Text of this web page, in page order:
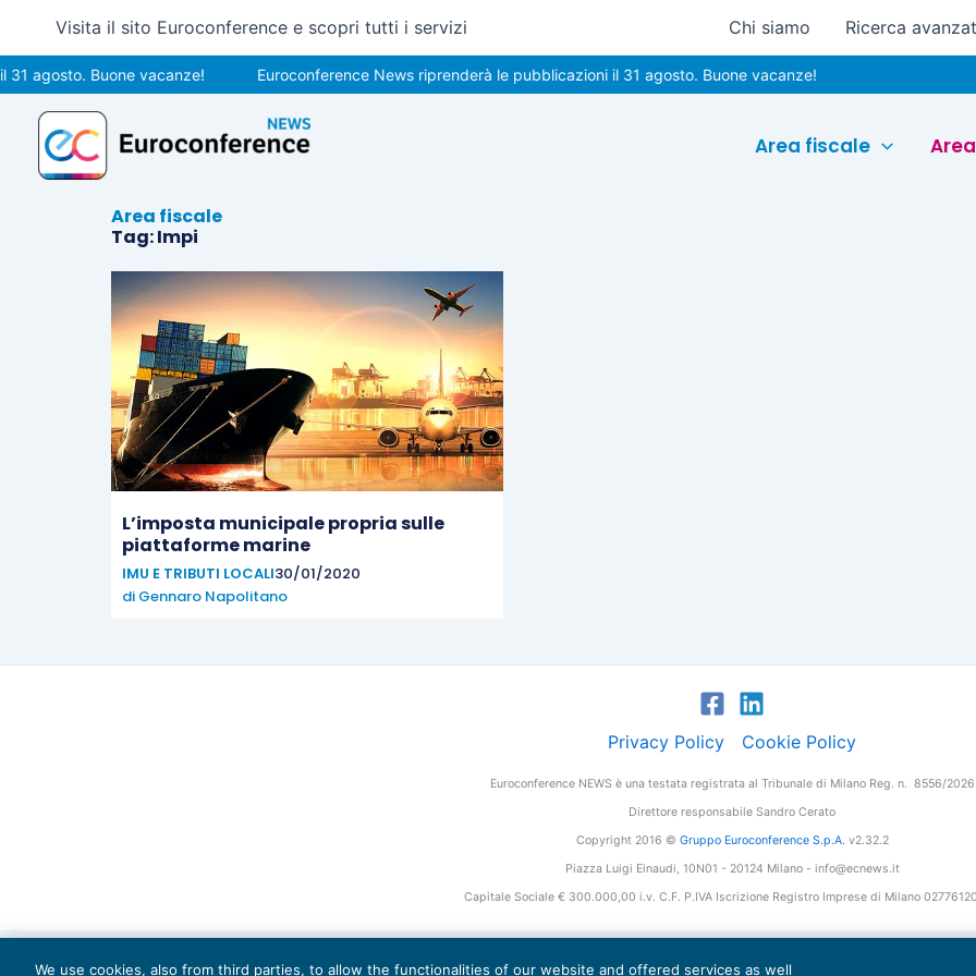
contenuto
Visita il sito Euroconference e scopri tutti i servizi Chi siamo Ricerca
agosto. Buone vacanze! Euroconference News riprenderà le pubblicazioni il 31 agosto. Buone vacanze!
Area fiscale
Area fiscale
Tag: Impi
L’imposta municipale propria sulle
piattaforme marine
IMU E TRIBUTI LOCALI30/01/2020
di Gennaro Napolitano
Privacy Policy Cookie Policy
Euroconference NEWS è una testata registrata al Tribunale di Milano Reg. n. 8556/2026
Direttore responsabile Sandro Cerato
Copyright 2016 © Gruppo Euroconference S.p.A. v2.32.2
Piazza Luigi Einaudi, 10N01 - 20124 Milano - info@ecnews.it
Capitale Sociale € 300.000,00 i.v. C.F. P.IVA Iscrizione Registro Imprese di Milano
We use cookies, also from third parties, to allow the functionalities of our website and offered services as well